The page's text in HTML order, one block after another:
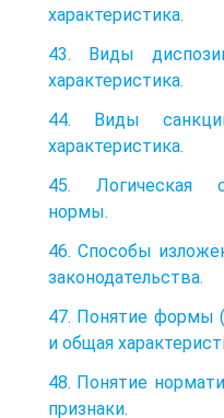
характеристика.
43. Виды
характеристика.
44. Виды
характеристика.
45. Логическая
нормы.
46. Способы
законодательства.
47. Понятие формы
и общая
48. Понятие
признаки.